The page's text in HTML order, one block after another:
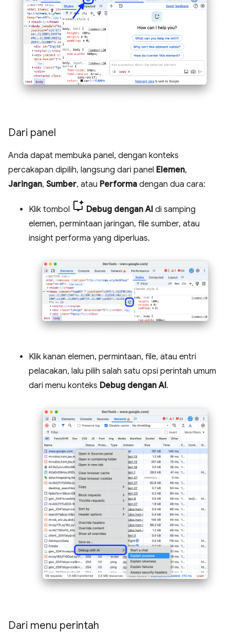
Dari panel
Anda dapat membuka panel, dengan konteks
percakapan dipilih, langsung dari panel Elemen,
Jaringan, Sumber, atau Performa dengan dua cara:
Klik tombol Debug dengan AI di samping
elemen, permintaan jaringan, file sumber, atau
insight performa yang diperluas.
Klik kanan elemen, permintaan, file, atau entri
pelacakan, lalu pilih salah satu opsi perintah umum
dari menu konteks Debug dengan AI.
Dari menu perintah